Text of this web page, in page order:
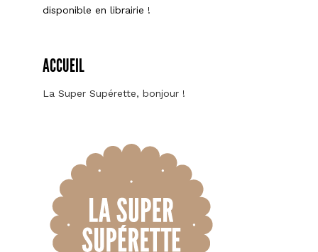
disponible en librairie !
ACCUEIL
La Super Supérette, bonjour !